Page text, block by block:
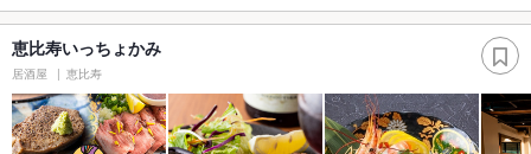
恵比寿いっちょかみ
居酒屋 恵比寿